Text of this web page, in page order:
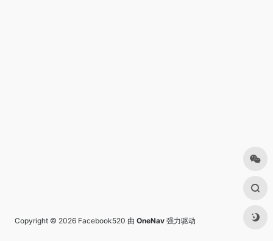
Copyright © 2026 Facebook520 由 OneNav 强力驱动